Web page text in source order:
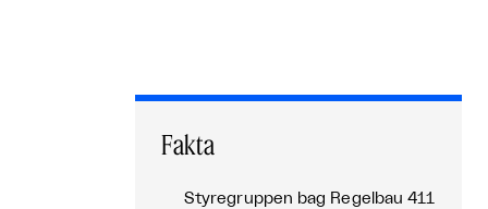
Fakta
Styregruppen bag Regelbau 411